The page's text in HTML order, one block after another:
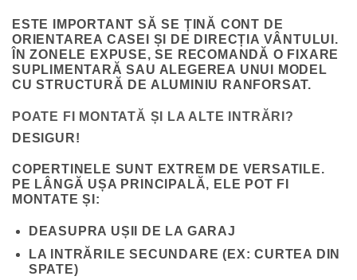
ESTE IMPORTANT SĂ SE ȚINĂ CONT DE
ORIENTAREA CASEI ȘI DE DIRECȚIA VÂNTULUI.
ÎN ZONELE EXPUSE, SE RECOMANDĂ O FIXARE
SUPLIMENTARĂ SAU ALEGEREA UNUI MODEL
CU STRUCTURĂ DE ALUMINIU RANFORSAT.
POATE FI MONTATĂ ȘI LA ALTE INTRĂRI?
DESIGUR!
COPERTINELE SUNT EXTREM DE VERSATILE.
PE LÂNGĂ UȘA PRINCIPALĂ, ELE POT FI
MONTATE ȘI:
DEASUPRA UȘII DE LA GARAJ
LA INTRĂRILE SECUNDARE (EX: CURTEA DIN
SPATE)